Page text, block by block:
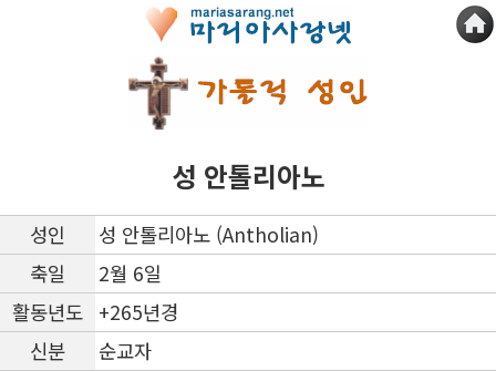
성 안톨리아노
성인
성 안톨리아노 (Antholian)
축일
2월 6일
활동년도 +265년경
신분
순교자